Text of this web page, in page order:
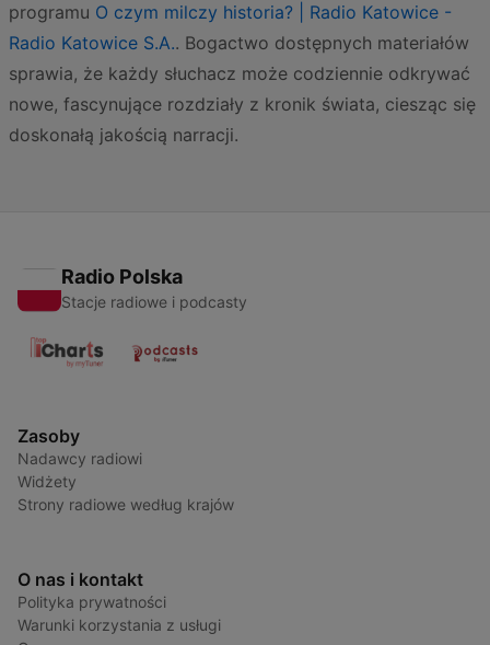
programu O czym milczy historia? | Radio Katowice -
Radio Katowice S.A.. Bogactwo dostępnych materiałów
sprawia, że każdy słuchacz może codziennie odkrywać
nowe, fascynujące rozdziały z kronik świata, ciesząc się
doskonałą jakością narracji.
Radio Polska
Stacje radiowe i podcasty
Zasoby
Nadawcy radiowi
Widżety
Strony radiowe według krajów
O nas i kontakt
Polityka prywatności
Warunki korzystania z usługi